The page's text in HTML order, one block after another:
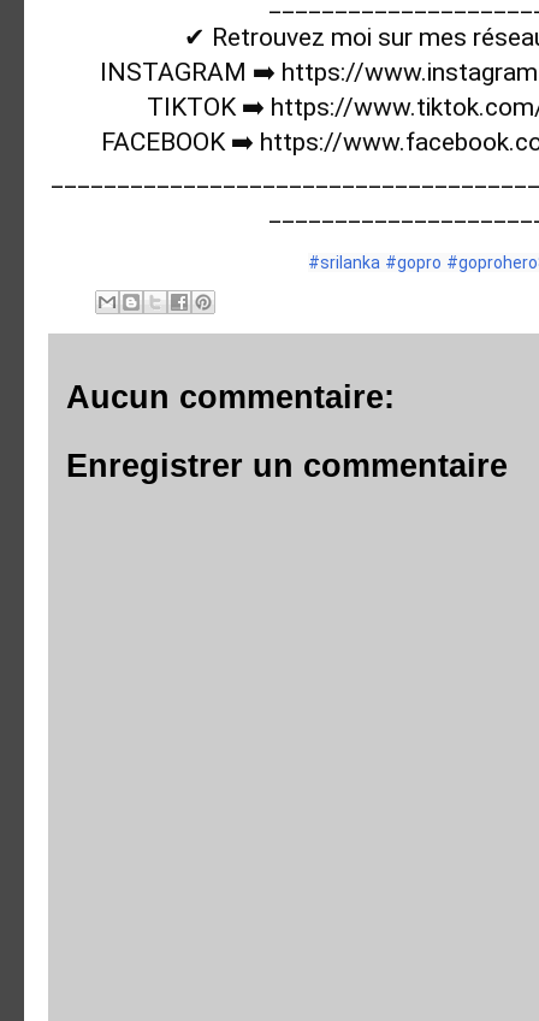
✔ Retrouvez moi sur mes
INSTAGRAM ➡️ https://
TIKTOK ➡️ https://
FACEBOOK ➡️ https://
#srilanka #gopro
Aucun commentaire:
Enregistrer un commentaire